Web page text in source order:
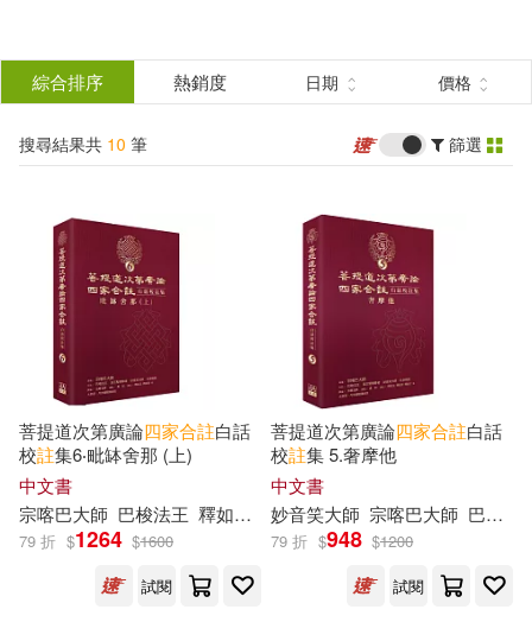
結
分類 (單選)
所有商品(11) 圖書(10)
中文書(10)
作者 (可複選)
哈爾瓦．嘉木樣洛周仁波切(4)
宗喀巴大師(4) 巴梭法王(2)
綜合排序 熱銷度 日期 價格
搜尋結果共 10 筆 篩選
菩提道次第廣論四家合註白話
校註集6‧毗缽舍那 (上)
中文書
宗喀巴大師 巴梭法王 釋如密 釋如法
79 折 $1264 $1600
試閱
菩提道次第廣論四家合註白話
校註集 5.奢摩他
中文書
妙音笑大師 宗喀巴大師 巴梭法王
79 折 $948 $1200
試閱